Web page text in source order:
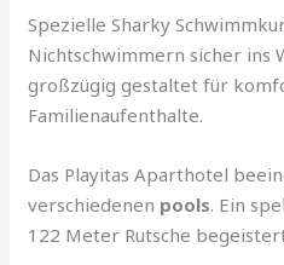
Spezielle Sharky
Nichtschwimmern sicher ins
großzügig gestaltet für
Familienaufenthalte.
Das Playitas Aparthotel
verschiedenen pools. Ein
122 Meter Rutsche